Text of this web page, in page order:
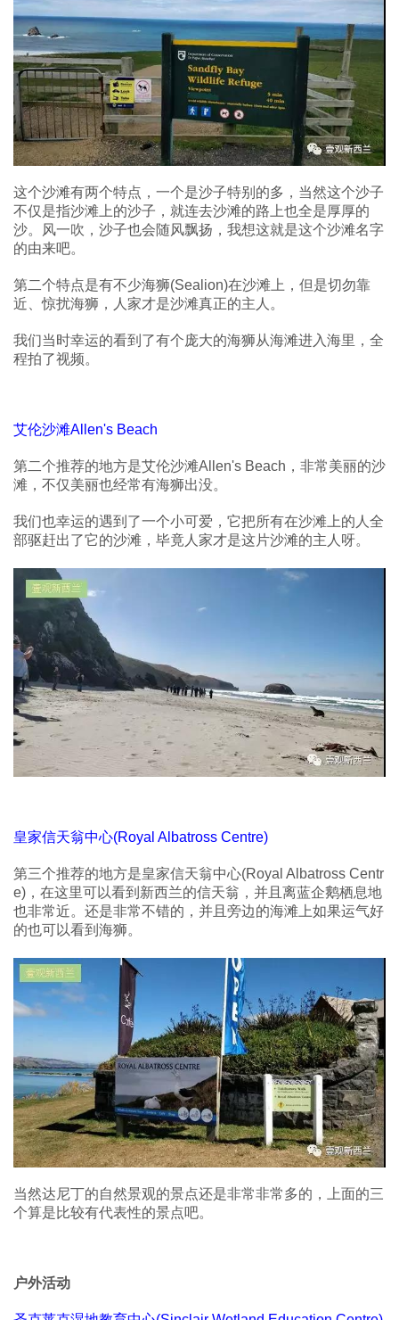
这个沙滩有两个特点，一个是沙子特别的多，当然这个沙子
不仅是指沙滩上的沙子，就连去沙滩的路上也全是厚厚的
沙。风一吹，沙子也会随风飘扬，我想这就是这个沙滩名字
的由来吧。
第二个特点是有不少海狮(Sealion)在沙滩上，但是切勿靠
近、惊扰海狮，人家才是沙滩真正的主人。
我们当时幸运的看到了有个庞大的海狮从海滩进入海里，全
程拍了视频。
艾伦沙滩Allen's Beach
第二个推荐的地方是艾伦沙滩Allen's Beach，非常美丽的沙
滩，不仅美丽也经常有海狮出没。
我们也幸运的遇到了一个小可爱，它把所有在沙滩上的人全
部驱赶出了它的沙滩，毕竟人家才是这片沙滩的主人呀。
皇家信天翁中心(Royal Albatross Centre)
第三个推荐的地方是皇家信天翁中心(Royal Albatross Centr
e)，在这里可以看到新西兰的信天翁，并且离蓝企鹅栖息地
也非常近。还是非常不错的，并且旁边的海滩上如果运气好
的也可以看到海狮。
当然达尼丁的自然景观的景点还是非常非常多的，上面的三
个算是比较有代表性的景点吧。
户外活动